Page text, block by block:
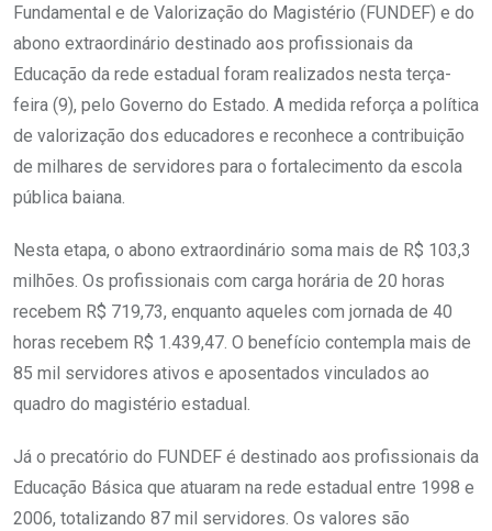
Fundamental e de Valorização do Magistério (FUNDEF) e do
abono extraordinário destinado aos profissionais da
Educação da rede estadual foram realizados nesta terça-
feira (9), pelo Governo do Estado. A medida reforça a política
de valorização dos educadores e reconhece a contribuição
de milhares de servidores para o fortalecimento da escola
pública baiana.
Nesta etapa, o abono extraordinário soma mais de R$ 103,3
milhões. Os profissionais com carga horária de 20 horas
recebem R$ 719,73, enquanto aqueles com jornada de 40
horas recebem R$ 1.439,47. O benefício contempla mais de
85 mil servidores ativos e aposentados vinculados ao
quadro do magistério estadual.
Já o precatório do FUNDEF é destinado aos profissionais da
Educação Básica que atuaram na rede estadual entre 1998 e
2006, totalizando 87 mil servidores. Os valores são